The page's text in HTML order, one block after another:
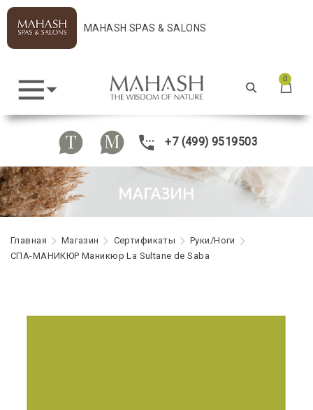
MAHASH SPAS & SALONS
0
+7 (499) 9519503
Главная Maгазин Сертификаты
Руки/Ноги
СПА-МАНИКЮР Маникюр La Sultane de Saba